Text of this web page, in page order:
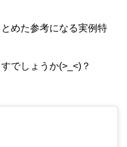
めた参考になる実例特
でしょうか(>_<)？